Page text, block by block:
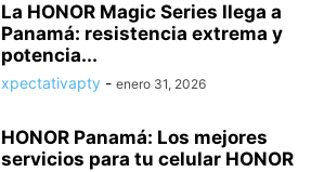
La HONOR Magic Series llega a
Panamá: resistencia extrema y
potencia...
xpectativapty - enero 31, 2026
HONOR Panamá: Los mejores
servicios para tu celular HONOR